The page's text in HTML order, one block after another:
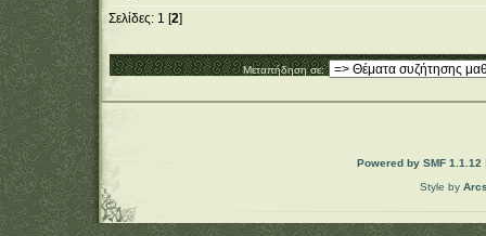
Σελίδες: 1 [2]
Μεταπήδηση σε:
Powered by SMF 1.1.12
Style by